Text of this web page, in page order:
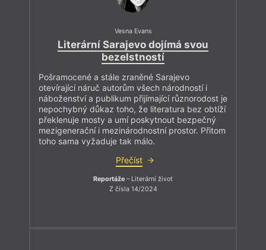
Vesna Evans
Literární Sarajevo dojímá svou
bezelstností
Pošramocené a stále zraněné Sarajevo
otevírající náruč autorům všech národností i
náboženství a publikum přijímající různorodost je
nepochybný důkaz toho, že literatura bez obtíží
překlenuje mosty a umí poskytnout bezpečný
mezigenerační i mezinárodnostní prostor. Přitom
toho sama vyžaduje tak málo.
Přečíst
Reportáže – Literární život
Z čísla 14/2024